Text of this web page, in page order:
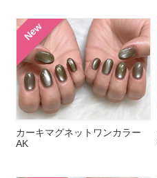
New
カーキマグネットワンカラー
AK